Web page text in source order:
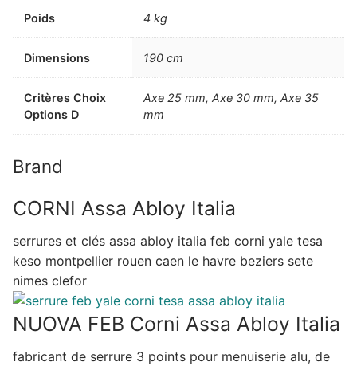
Poids 4 kg
Dimensions 190 cm
Critères Choix
Options D
Axe 25 mm, Axe 30 mm, Axe 35
mm
Brand
CORNI Assa Abloy Italia
serrures et clés assa abloy italia feb corni yale tesa
keso montpellier rouen caen le havre beziers sete
nimes clefor
NUOVA FEB Corni Assa Abloy Italia
fabricant de serrure 3 points pour menuiserie alu, de